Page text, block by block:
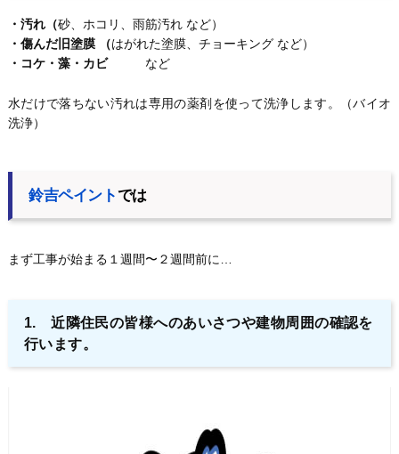
・汚れ（砂、ホコリ、雨筋汚れ など）
・傷んだ旧塗膜 （はがれた塗膜、チョーキング など）
・コケ・藻・カビなど
水だけで落ちない汚れは専用の薬剤を使って洗浄します。（バイオ
洗浄）
鈴吉ペイントでは
まず工事が始まる１週間〜２週間前に…
1. 近隣住民の皆様へのあいさつや建物周囲の確認を
行います。